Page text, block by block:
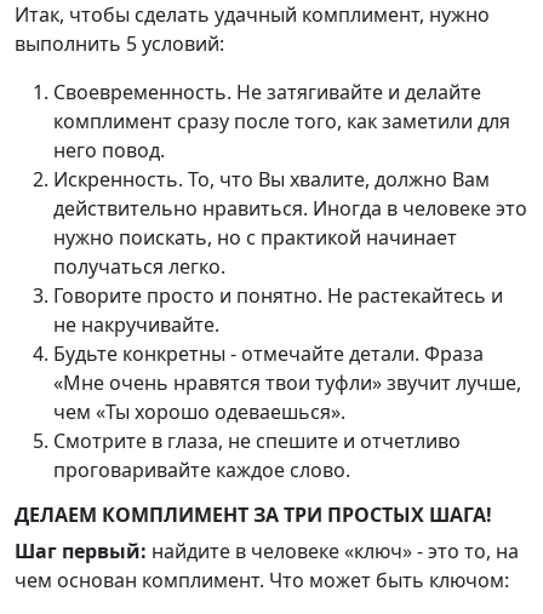
Итак, чтобы сделать удачный комплимент, нужно
выполнить 5 условий:
Своевременность. Не затягивайте и делайте
комплимент сразу после того, как заметили для
него повод.
Искренность. То, что Вы хвалите, должно Вам
действительно нравиться. Иногда в человеке это
нужно поискать, но с практикой начинает
получаться легко.
Говорите просто и понятно. Не растекайтесь и
не накручивайте.
Будьте конкретны - отмечайте детали. Фраза
«Мне очень нравятся твои туфли» звучит лучше,
чем «Ты хорошо одеваешься».
Смотрите в глаза, не спешите и отчетливо
проговаривайте каждое слово.
ДЕЛАЕМ КОМПЛИМЕНТ ЗА ТРИ ПРОСТЫХ ШАГА!
Шаг первый: найдите в человеке «ключ» - это то, на
чем основан комплимент. Что может быть ключом: